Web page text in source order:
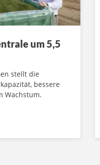
um 5,5
stellt die
bessere
Wachstum.